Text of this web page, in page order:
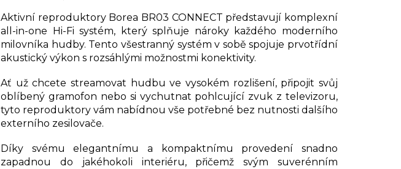
Aktivní reproduktory Borea BR03 CONNECT představují komplexní
all-in-one Hi-Fi systém, který splňuje nároky každého moderního
milovníka hudby. Tento všestranný systém v sobě spojuje prvotřídní
akustický výkon s rozsáhlými možnostmi konektivity.
Ať už chcete streamovat hudbu ve vysokém rozlišení, připojit svůj
oblíbený gramofon nebo si vychutnat pohlcující zvuk z televizoru,
tyto reproduktory vám nabídnou vše potřebné bez nutnosti dalšího
externího zesilovače.
Díky svému elegantnímu a kompaktnímu provedení snadno
zapadnou do jakéhokoli interiéru, přičemž svým suverénním